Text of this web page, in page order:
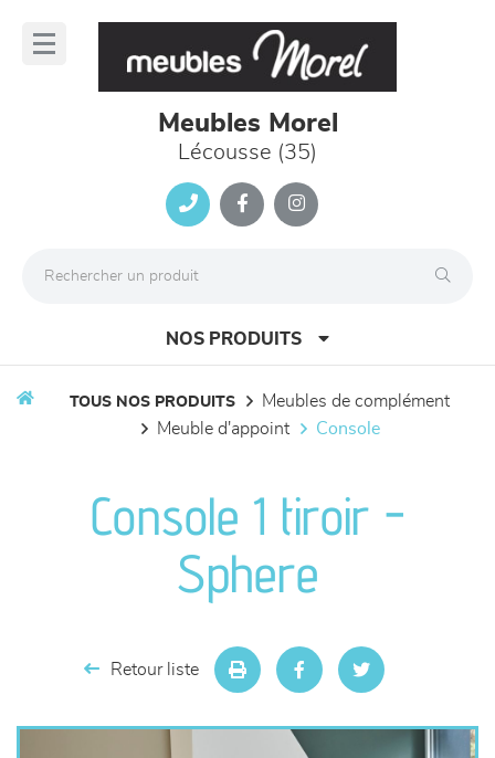
Meubles Morel
Lécousse (35)
NOS PRODUITS
séjours
meubles de complément
TOUS NOS PRODUITS
meubles de complément
meuble d'appoint
console
Console 1 tiroir -
Sphere
Retour liste